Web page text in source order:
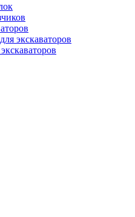
экскаваторов